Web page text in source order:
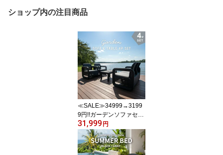
ショップ内の注目商品
≪SALE≫34999→3199
9円!!ガーデンソファセッ
ト ガーデンリビング4点
セット ソファテーブルセ
ット ガーデンソファ ガ
ーデンテーブル 屋外 肘
31,999円